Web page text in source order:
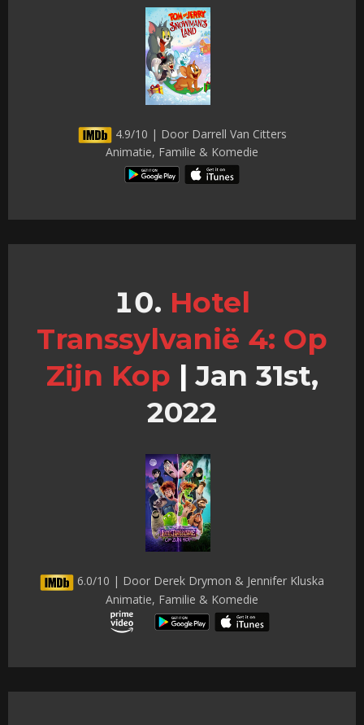
4.9/10 | Door Darrell Van Citters
Animatie, Familie & Komedie
Hotel
Transsylvanië 4: Op
Zijn Kop | Jan 31st,
2022
6.0/10 | Door Derek Drymon & Jennifer Kluska
Animatie, Familie & Komedie